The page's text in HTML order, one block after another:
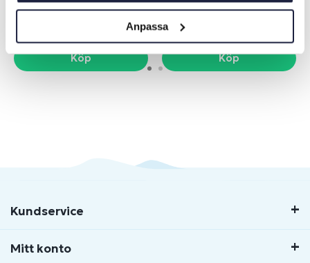
Anpassa
Köp
Nettopris
Köp
Kundservice
Mitt konto